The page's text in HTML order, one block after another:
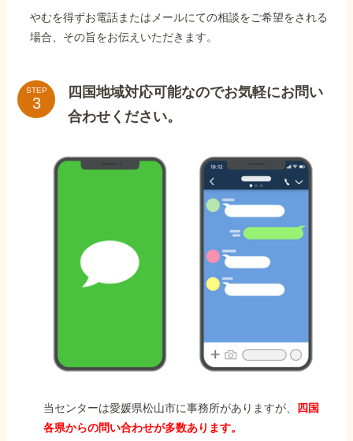
やむを得ずお電話またはメールにての相談をご希望をされる
場合、その旨をお伝えいただきます。
STEP
四国地域対応可能なのでお気軽にお問い
合わせください。
当センターは愛媛県松山市に事務所がありますが、
四国
各県からの問い合わせが多数あります。